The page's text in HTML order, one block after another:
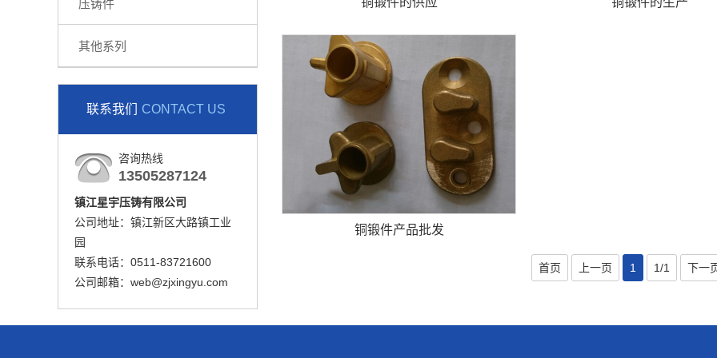
压铸件
其他系列
联系我们 CONTACT US
咨询热线
13505287124
镇江星宇压铸有限公司
公司地址：镇江新区大路镇工业
园
联系电话：0511-83721600
公司邮箱：web@zjxingyu.com
铜锻件产品批发
首页 上一页 1 1/1 下一